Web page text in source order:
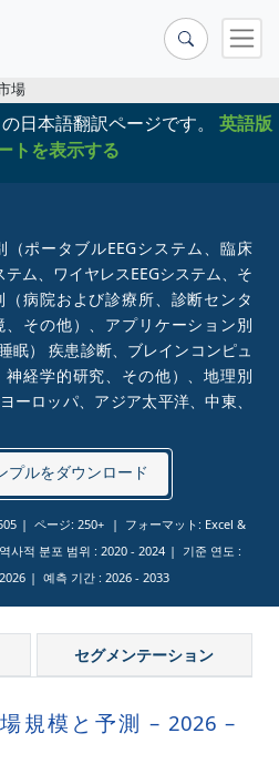
場
日本語翻訳ページです。 英語版
トを表示する
ポータブルEEGシステム、臨床
テム、ワイヤレスEEGシステム、そ
病院および診療所、診断センタ
その他）、アプリケーション別
眠） 疾患診断、ブレインコンピュ
経学的研究、その他）、地理別
ーロッパ、アジア太平洋、中東、
プルをダウンロード
ページ: 250+
フォーマット: Excel &
역사적 분포 범위 : 2020 - 2024
기준 연도 :
2026 예측 기간 : 2026 - 2033
セグメンテーション
規模と予測 – 2026 –